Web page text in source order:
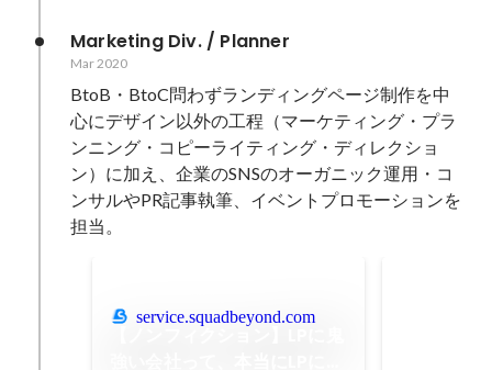
Marketing Div. / Planner
Mar 2020
BtoB・BtoC問わずランディングページ制作を中
心にデザイン以外の工程（マーケティング・プラ
ンニング・コピーライティング・ディレクショ
ン）に加え、企業のSNSのオーガニック運用・コ
ンサルやPR記事執筆、イベントプロモーションを
担当。
service.squadbeyond.com